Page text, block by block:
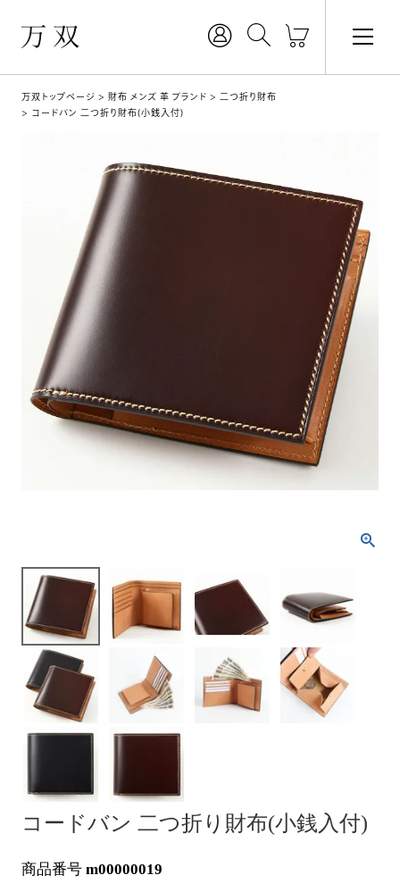
万双トップページ 財布 メンズ 革 ブランド
二つ折り財布
コードバン 二つ折り財布(小銭入付)
コードバン 二つ折り財布(小銭入付)
商品番号 m00000019